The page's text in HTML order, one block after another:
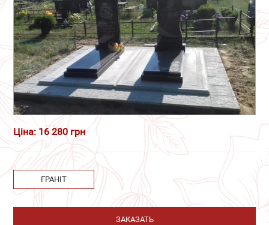
Ціна: 16 280 грн
ГРАНІТ
ЗАКАЗАТЬ